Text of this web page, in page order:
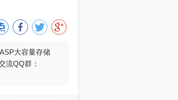
大容量存储
流QQ群：